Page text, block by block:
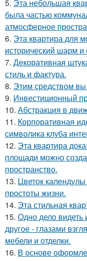
5. Эта небольшая
была частью
атмосферное
6. Эта квартира для
исторический шарм
7. Декоративная
стиль и фактура.
8. Этим средством
9. Инвестиционный
10. Абстракция в
11. Корпоративная
символика клуба
12. Эта квартира
площади можно
пространство.
13. Цветок
простоты жизни.
14. Эта стильная
15. Одно дело видеть
другое - глазами
мебели и отделки.
16. В основе